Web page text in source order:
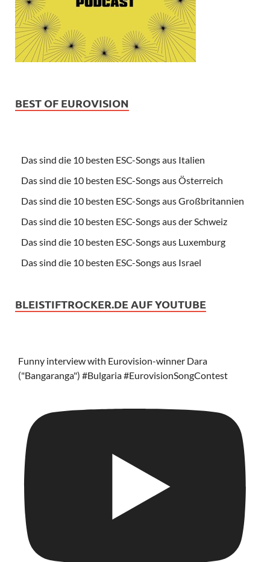
BEST OF EUROVISION
Das sind die 10 besten ESC-Songs aus Italien
Das sind die 10 besten ESC-Songs aus Österreich
Das sind die 10 besten ESC-Songs aus Großbritannien
Das sind die 10 besten ESC-Songs aus der Schweiz
Das sind die 10 besten ESC-Songs aus Luxemburg
Das sind die 10 besten ESC-Songs aus Israel
BLEISTIFTROCKER.DE AUF YOUTUBE
Funny interview with Eurovision-winner Dara
("Bangaranga") #Bulgaria #EurovisionSongContest